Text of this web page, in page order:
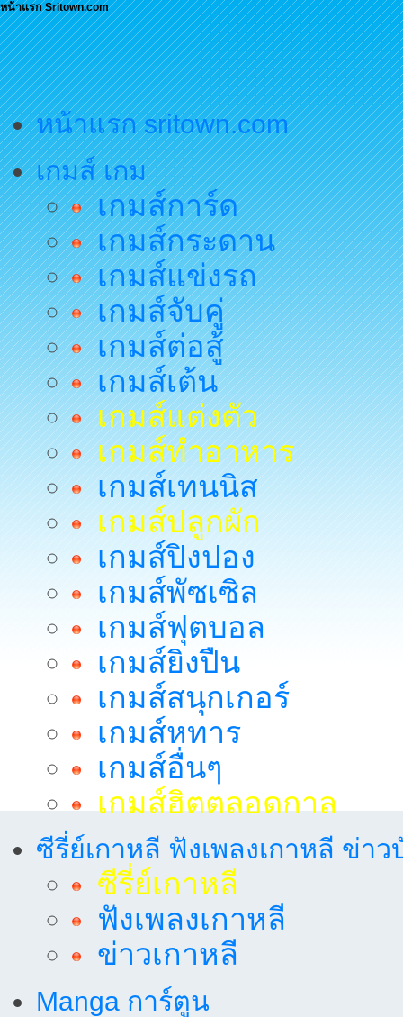
หน้าแรก Sritown.com
หน้าแรก sritown.com
เกมส์ เกม
เกมส์การ์ด
เกมส์กระดาน
เกมส์แข่งรถ
เกมส์จับคู่
เกมส์ต่อสู้
เกมส์เต้น
เกมส์แต่งตัว
เกมส์ทำอาหาร
เกมส์เทนนิส
เกมส์ปลูกผัก
เกมส์ปิงปอง
เกมส์พัซเซิล
เกมส์ฟุตบอล
เกมส์ยิงปืน
เกมส์สนุกเกอร์
เกมส์หทาร
เกมส์อื่นๆ
เกมส์ฮิตตลอดกาล
ซีรี่ย์เกาหลี ฟังเพลงเกาหลี ข่าว
ซีรี่ย์เกาหลี
ฟังเพลงเกาหลี
ข่าวเกาหลี
Manga การ์ตูน